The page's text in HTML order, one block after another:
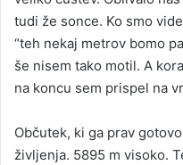
tudi že sonce. Ko smo
“teh nekaj metrov bomo
še nisem tako motil. A
na koncu sem prispel na
Občutek, ki ga prav
življenja. 5895 m visoko.